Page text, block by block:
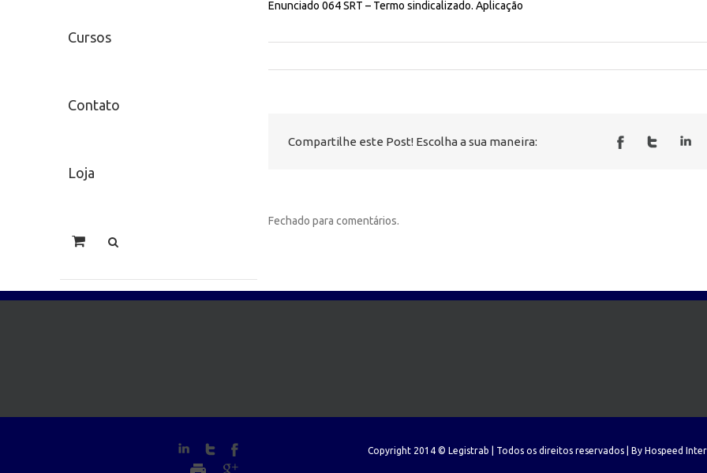
Cursos
Contato
Loja
Enunciado 064 SRT – Termo sindicalizado. Aplicação
Compartilhe este Post! Escolha a sua maneira:
Fechado para comentários.
Copyright 2014 © Legistrab | Todos os direitos reservados | By Hospeed